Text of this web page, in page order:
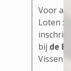
Voor
Loten :
bij de